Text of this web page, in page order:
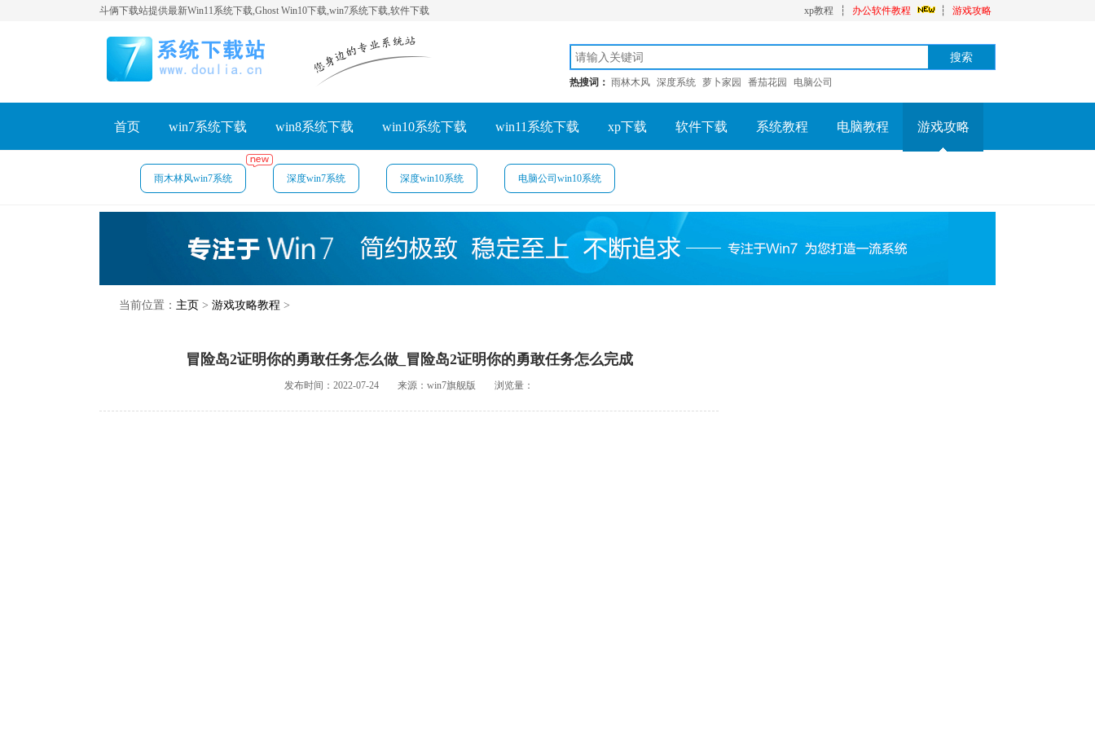
斗俩下载站提供最新Win11系统下载,Ghost Win10下载,win7系统下载,软件下载 xp教程 ┆ 办公软件教程 ┆ 游戏攻略
热搜词： 雨林木风 深度系统 萝卜家园 番茄花园 电脑公司
首页 win7系统下载 win8系统下载 win10系统下载 win11系统下载 xp下载 软件下载 系统教程 电脑教程 游戏攻略
雨木林风win7系统 深度win7系统 深度win10系统 电脑公司win10系统
当前位置： 主页 > 游戏攻略教程 >
冒险岛2证明你的勇敢任务怎么做_冒险岛2证明你的勇敢任务怎么完成
发布时间：2022-07-24 来源：win7旗舰版 浏览量：